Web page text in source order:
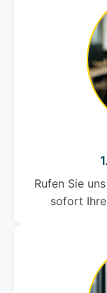
Rufen Sie
sofort